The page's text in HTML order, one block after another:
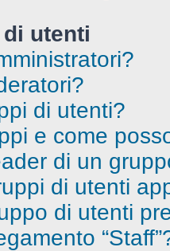
utenti
di utenti?
e come
di un
di utenti
di utenti